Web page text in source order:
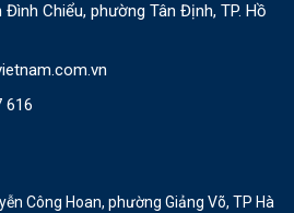
Đình Chiểu, phường Tân Định, TP. Hồ
616
Công Hoan, phường Giảng Võ, TP Hà